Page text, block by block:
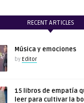
RECENT ARTICLES
Música y emociones
by Editor
15 libros de empatía
leer para cultivar la